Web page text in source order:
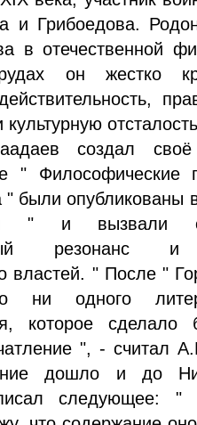
и Грибоедова.
в отечественной
он жестко
культурную
создал своё
" Философические
были опубликованы
" и вызвали
резонанс и
властей. " После "
одного
которое сделало
", - считал
дошло и до
следующее: "